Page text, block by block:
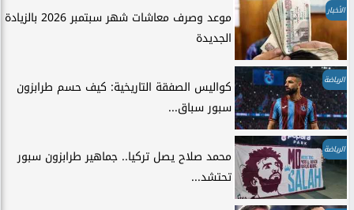
الأخبار
موعد وصرف معاشات شهر سبتمبر 2026 بالزيادة
الجديدة
الرياضة
كواليس الصفقة التاريخية: كيف حسم طرابزون
سبور سباق...
الرياضة
محمد صلاح يصل تركيا.. جماهير طرابزون سبور
تحتشد...